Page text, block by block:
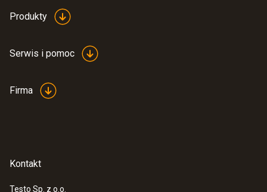
Produkty
Serwis i pomoc
Firma
Kontakt
Testo Sp. z o.o.